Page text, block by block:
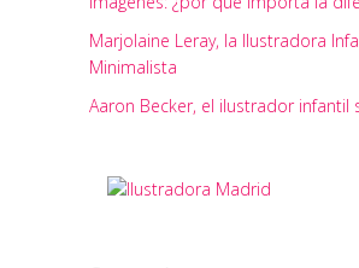
Marjolaine Leray, la Ilustradora
Minimalista
Aaron Becker, el ilustrador infantil